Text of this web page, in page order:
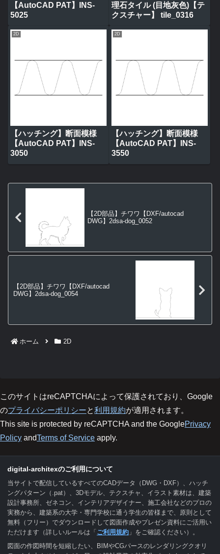
【AutoCAD PAT】INS-
5025
理石タイル (目地灰色)【テ
クスチャー】 tile_0316
2D
【ハッチング】断面模様
【AutoCAD PAT】INS-
3050
2D
【ハッチング】断面模様
【AutoCAD PAT】INS-
3550
【2D部品】チワワ【DXF/autocad
DWG】2dsa-dog_0052
【2D部品】チワワ【DXF/autocad
DWG】2dsa-dog_0054
ホーム 2D
このサイトはreCAPTCHAによって保護されており、Google
のプライバシーポリシーと利用規約が適用されます。
This site is protected by reCAPTCHA and the GooglePrivacy
Policy andTerms of Service apply.
digital-architexのご利用について
当サイトで配信しているすべてのCADデータ（DWG・DXF）、ハッチ
ングパターン（.pat）、3Dモデル、テクスチャ、イラスト素材は、建築
設計事務所、ゼネコン、インテリアデザイナー、施工会社などのプロの
実務から、建築系の大学・専門学校に通う学生の皆様まで、原則として
無料（フリー）でダウンロードして図面作成やプレゼン資料にご活用い
ただけます（詳しいルールは「 ご利用規約 」をご確認ください）。
図面の作図時間を短縮したい、BIMやCGパースのレンダリングクオリ